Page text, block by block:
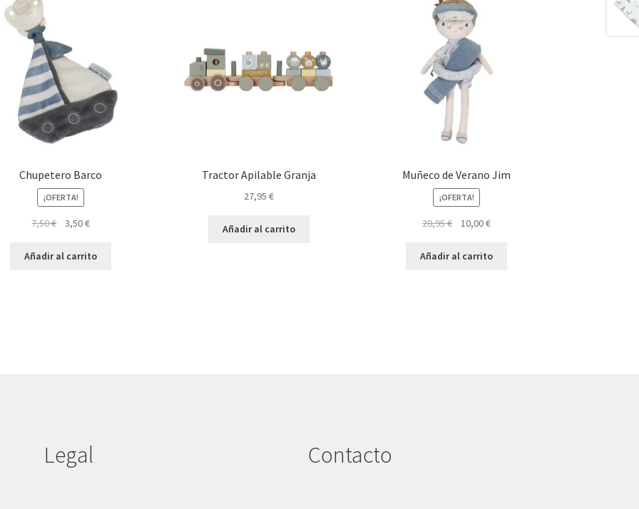
Chupetero Barco
¡OFERTA!
7,50€
El
original
3,50€El
actual
Añadir al carrito
Tractor Apilable Granja
27,95 €
Añadir al carrito
Muñeco de Verano Jim
¡OFERTA!
20,95€
original
10,00€El
actual
Añadir al carrito
Legal Contacto